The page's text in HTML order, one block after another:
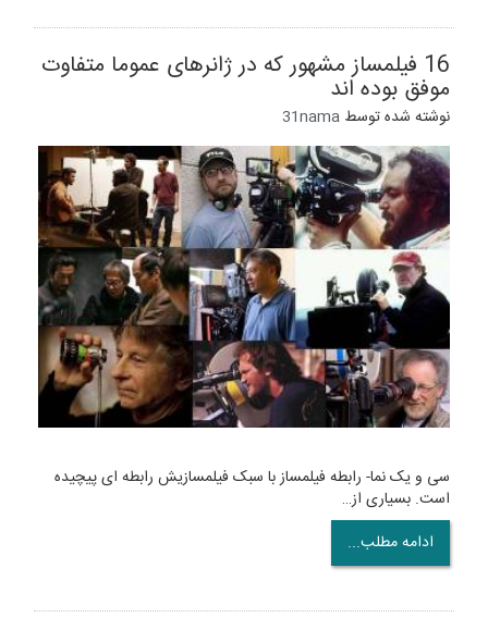
16 فیلمساز مشهور که در ژانرهای عموما متفاوت
موفق بوده اند
نوشته شده توسط 31nama
سی و یک نما- رابطه فیلمساز با سبک فیلمسازیش رابطه ای پیچیده
است. بسیاری از…
ادامه مطلب...